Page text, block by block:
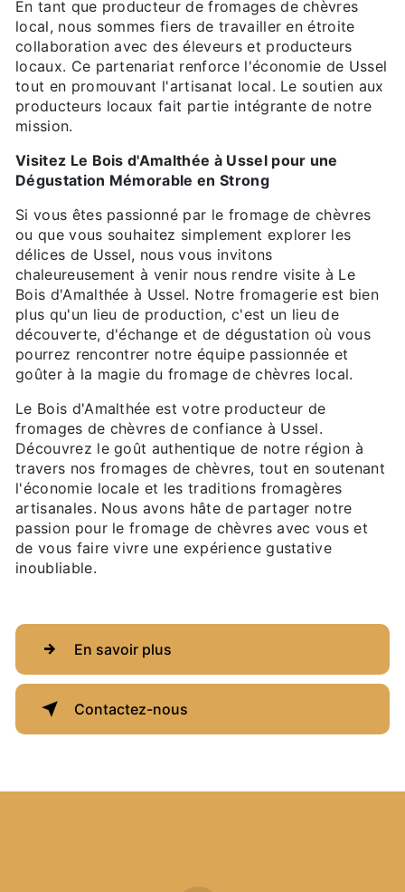
En tant que producteur de fromages de chèvres
local, nous sommes fiers de travailler en étroite
collaboration avec des éleveurs et producteurs
locaux. Ce partenariat renforce l'économie de Ussel
tout en promouvant l'artisanat local. Le soutien aux
producteurs locaux fait partie intégrante de notre
mission.
Visitez Le Bois d'Amalthée à Ussel pour une
Dégustation Mémorable en Strong
Si vous êtes passionné par le fromage de chèvres
ou que vous souhaitez simplement explorer les
délices de Ussel, nous vous invitons
chaleureusement à venir nous rendre visite à Le
Bois d'Amalthée à Ussel. Notre fromagerie est bien
plus qu'un lieu de production, c'est un lieu de
découverte, d'échange et de dégustation où vous
pourrez rencontrer notre équipe passionnée et
goûter à la magie du fromage de chèvres local.
Le Bois d'Amalthée est votre producteur de
fromages de chèvres de confiance à Ussel.
Découvrez le goût authentique de notre région à
travers nos fromages de chèvres, tout en soutenant
l'économie locale et les traditions fromagères
artisanales. Nous avons hâte de partager notre
passion pour le fromage de chèvres avec vous et
de vous faire vivre une expérience gustative
inoubliable.
En savoir plus
Contactez-nous